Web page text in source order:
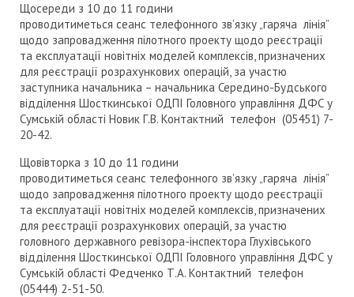
Щосереди з 10 до 11 години
проводитиметься сеанс телефонного зв’язку „гаряча лінія”
щодо запровадження пілотного проекту щодо реєстрації
та експлуатації новітніх моделей комплексів, призначених
для реєстрації розрахункових операцій, за участю
заступника начальника – начальника Середино-Будського
відділення Шосткинської ОДПІ Головного управління ДФС у
Сумській області Новик Г.В. Контактний телефон (05451) 7-
20-42.
Щовівторка з 10 до 11 години
проводитиметься сеанс телефонного зв’язку „гаряча лінія”
щодо запровадження пілотного проекту щодо реєстрації
та експлуатації новітніх моделей комплексів, призначених
для реєстрації розрахункових операцій, за участю
головного державного ревізора-інспектора Глухівського
відділення Шосткинської ОДПІ Головного управління ДФС у
Сумській області Федченко Т.А. Контактний телефон
(05444) 2-51-50.